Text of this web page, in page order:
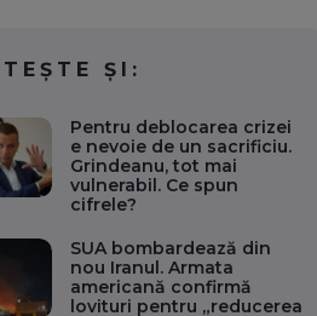
ȘI:
Pentru deblocarea crizei
e nevoie de un sacrificiu.
Grindeanu, tot mai
vulnerabil. Ce spun
cifrele?
SUA bombardează din
nou Iranul. Armata
americană confirmă
lovituri pentru „reducerea